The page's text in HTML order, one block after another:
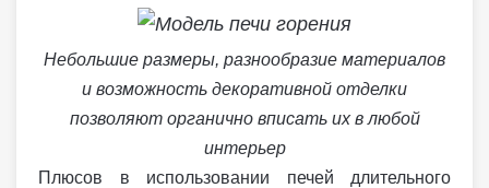
Небольшие размеры, разнообразие материалов
и возможность декоративной отделки
позволяют органично вписать их в любой
интерьер
Плюсов в использовании печей длительного